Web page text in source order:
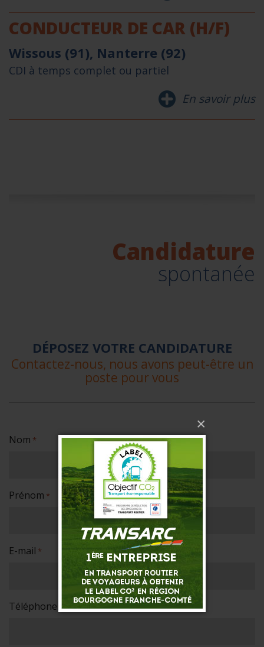
×
CONDUCTEUR DE CAR (H/F)
Wissous (91), Nanterre (92)
CDI à temps complet ou partiel
En savoir plus
Candidature
spontanée
DÉPOSEZ VOTRE CANDIDATURE
Contactez-nous, nous avons peut-être un
poste pour vous
Nom *
Prénom *
E-mail *
Téléphone *